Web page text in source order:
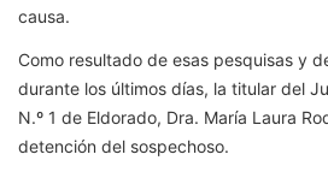
causa.
Como resultado de esas pesquisas y
durante los últimos días, la titular del
N.º 1 de Eldorado, Dra. María Laura
detención del sospechoso.